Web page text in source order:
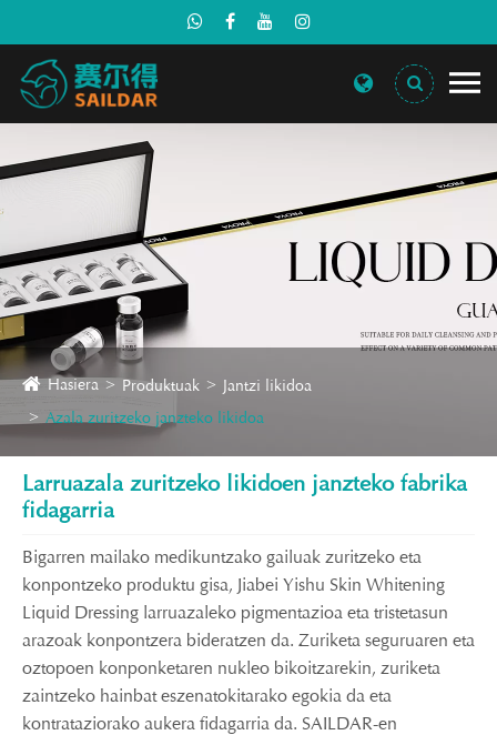
Hasiera Produktuak
Jantzi likidoa
Azala zuritzeko janzteko likidoa
Larruazala zuritzeko likidoen janzteko fabrika
fidagarria
Bigarren mailako medikuntzako gailuak zuritzeko eta
konpontzeko produktu gisa, Jiabei Yishu Skin Whitening
Liquid Dressing larruazaleko pigmentazioa eta tristetasun
arazoak konpontzera bideratzen da. Zuriketa seguruaren eta
oztopoen konponketaren nukleo bikoitzarekin, zuriketa
zaintzeko hainbat eszenatokitarako egokia da eta
kontrataziorako aukera fidagarria da. SAILDAR-en